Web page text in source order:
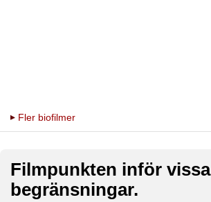
Fler biofilmer
Filmpunkten inför vissa
begränsningar.